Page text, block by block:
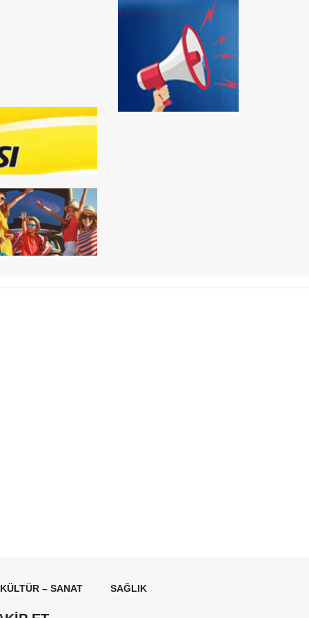
KÜLTÜR – SANAT SAĞLIK